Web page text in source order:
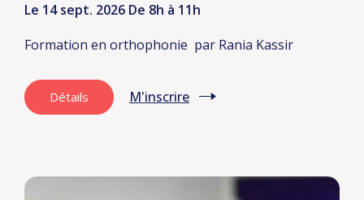
Le 14 sept. 2026 De 8h à 11h
Formation en orthophonie par Rania Kassir
Détails M'inscrire